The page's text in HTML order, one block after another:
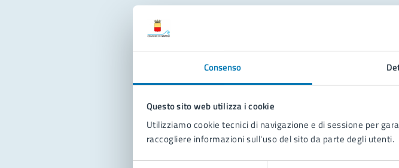
Consenso
Questo sito web utilizza i cookie
Utilizziamo cookie tecnici di navigazione e di sessione per
raccogliere informazioni sull'uso del sito da parte degli utenti.
Problemi in città